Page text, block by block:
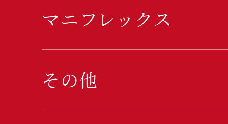
マニフレックス
その他